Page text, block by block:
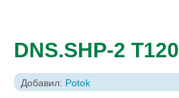
DNS.SHP-2 T120
Добавил: Potok